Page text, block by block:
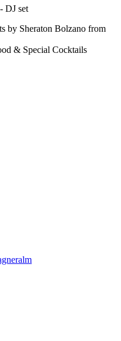
DJ set
by Sheraton Bolzano from
& Special Cocktails